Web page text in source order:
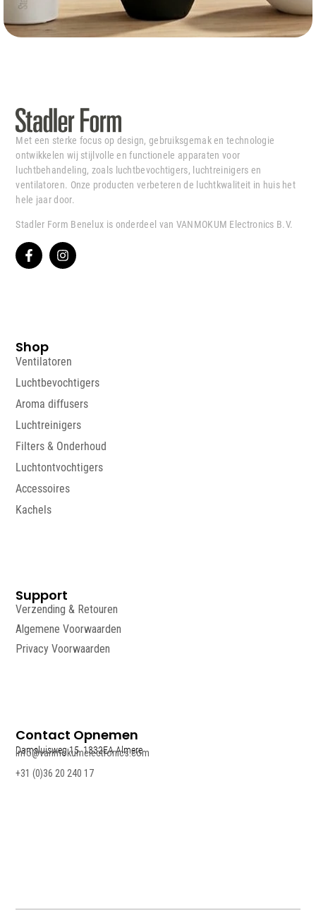
Met een sterke focus op design, gebruiksgemak en technologie
ontwikkelen wij stijlvolle en functionele apparaten voor
luchtbehandeling, zoals luchtbevochtigers, luchtreinigers en
ventilatoren. Onze producten verbeteren de luchtkwaliteit in huis het
hele jaar door.
Stadler Form Benelux is onderdeel van VANMOKUM Electronics B.V.
Shop
Ventilatoren
Luchtbevochtigers
Aroma diffusers
Luchtreinigers
Filters & Onderhoud
Luchtontvochtigers
Accessoires
Kachels
Support
Verzending & Retouren
Algemene Voorwaarden
Privacy Voorwaarden
Contact Opnemen
Damsluisweg 15, 1332EA Almere
info@vanmokumelectronics.com
+31 (0)36 20 240 17